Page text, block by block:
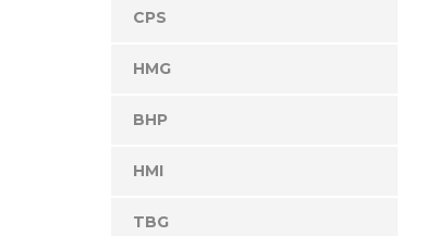
CPS
HMG
BHP
HMI
TBG